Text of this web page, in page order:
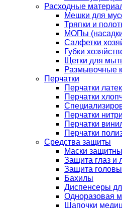
Расходные
Мешки для
Тряпки и
МОПы
Салфетки
Губки
Щетки для
Размывочные
Перчатки
Перчатки
Перчатки
Перчатки
Перчатки
Перчатки
Средства защиты
Маски
Защита глаз и
Защита головы
Бахилы
Диспенсеры
Одноразовая
Шапочки